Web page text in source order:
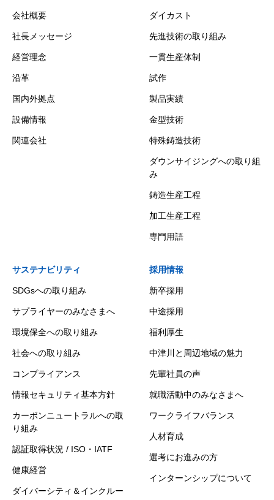
会社概要
社長メッセージ
経営理念
沿革
国内外拠点
設備情報
関連会社
ダイカスト
先進技術の取り組み
一貫生産体制
試作
製品実績
金型技術
特殊鋳造技術
ダウンサイジングへの取り組
み
鋳造生産工程
加工生産工程
専門用語
サステナビリティ
SDGsへの取り組み
サプライヤーのみなさまへ
環境保全への取り組み
社会への取り組み
コンプライアンス
情報セキュリティ基本方針
カーボンニュートラルへの取
り組み
認証取得状況 / ISO・IATF
健康経営
ダイバーシティ＆インクルー
採用情報
新卒採用
中途採用
福利厚生
中津川と周辺地域の魅力
先輩社員の声
就職活動中のみなさまへ
ワークライフバランス
人材育成
選考にお進みの方
インターンシップについて